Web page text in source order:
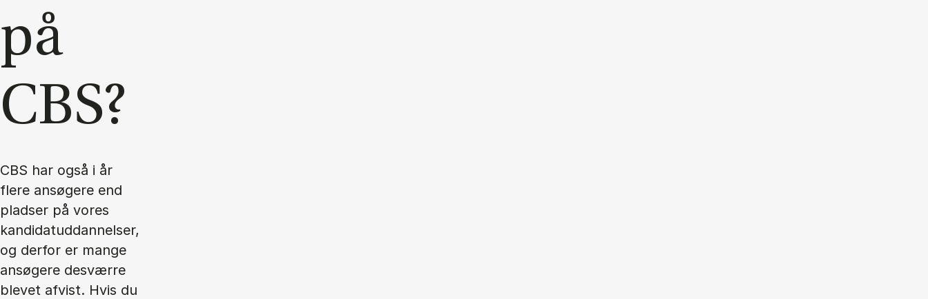
på
CBS?
CBS har også i år
flere ansøgere end
pladser på vores
kandidatuddannelser,
og derfor er mange
ansøgere desværre
blevet afvist. Hvis du